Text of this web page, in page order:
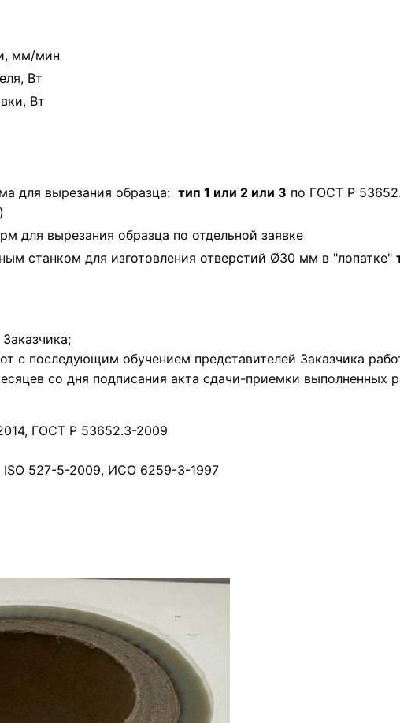
мм/мин
Вт
Вт
для вырезания образца: тип 1 или 2 или 3 по ГОСТ Р
для вырезания образца по отдельной заявке
станком для изготовления отверстий Ø30 мм в "лопатке"
с последующим обучением представителей Заказчика
со дня подписания акта сдачи-приемки выполненных
ГОСТ Р 53652.3-2009
ISO 527-5-2009, ИСО 6259-3-1997